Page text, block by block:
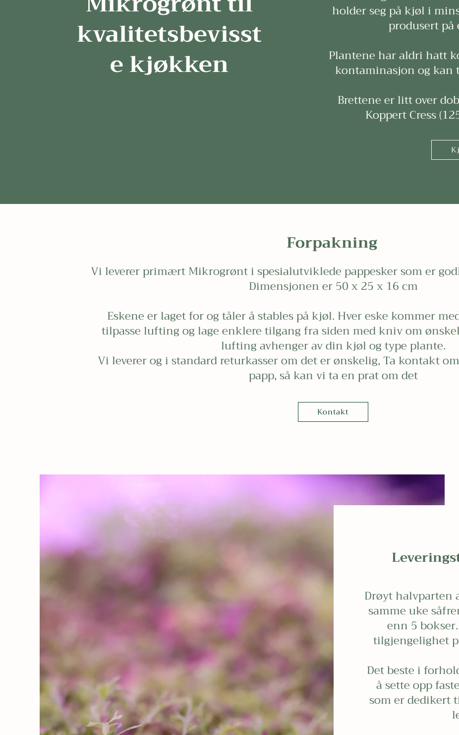
kvalitetsbevisst
e kjøkken
holder seg på kjøl i
produsert
Plantene har aldri hatt
kontaminasjon og kan
Brettene er litt over
Koppert Cress
Forpakning
Vi leverer primært Mikrogrønt i spesialutviklede pappesker som er
Dimensjonen er 50 x 25 x 16 cm
Eskene er laget for og tåler å stables på kjøl. Hver eske kommer
tilpasse lufting og lage enklere tilgang fra siden med kniv om
lufting avhenger av din kjøl og type plante.
Vi leverer og i standard returkasser om det er ønskelig, Ta kontakt
papp, så kan vi ta en prat om det
Kontakt
Drøyt halvparten
samme uke
enn 5
tilgjengelighet
Det beste i
å sette opp
som er dedikert